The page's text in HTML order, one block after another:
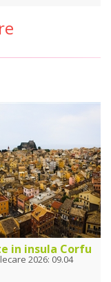
in insula Corfu
2026: 09.04